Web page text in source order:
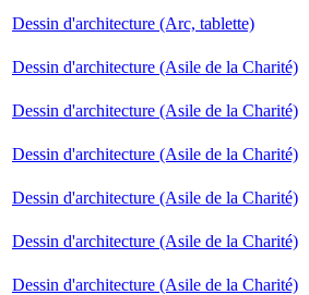
Dessin d'architecture (Arc, tablette)
Dessin d'architecture (Asile de la Charité)
Dessin d'architecture (Asile de la Charité)
Dessin d'architecture (Asile de la Charité)
Dessin d'architecture (Asile de la Charité)
Dessin d'architecture (Asile de la Charité)
Dessin d'architecture (Asile de la Charité)